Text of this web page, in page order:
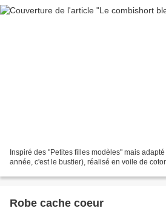
Inspiré des "Petites filles modèles" mais
année, c'est le bustier), réalisé en voile de
Robe cache coeur